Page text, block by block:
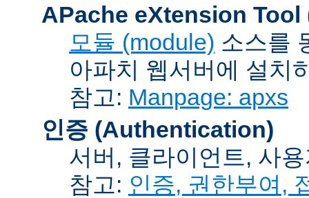
APache eXtension Tool
모듈 (module) 소스를
아파치 웹서버에 설치
참고: Manpage: apxs
인증 (Authentication)
서버, 클라이언트, 사
참고: 인증, 권한부여,